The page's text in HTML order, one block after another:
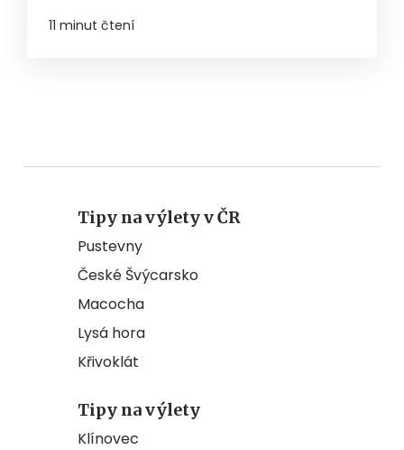
11 minut čtení
Tipy na výlety v ČR
Pustevny
České Švýcarsko
Macocha
Lysá hora
Křivoklát
Tipy na výlety
Klínovec